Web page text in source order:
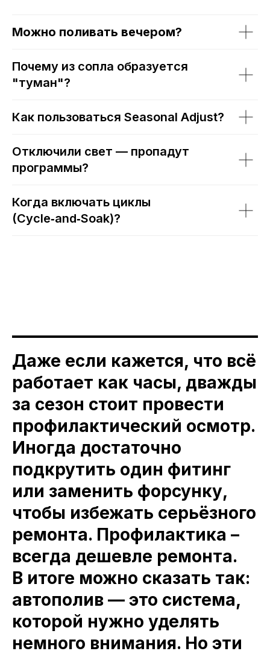
Можно поливать вечером?
Почему из сопла образуется
"туман"?
Как пользоваться Seasonal Adjust?
Отключили свет — пропадут
программы?
Когда включать циклы
(Cycle‑and‑Soak)?
Даже если кажется, что всё
работает как часы, дважды
за сезон стоит провести
профилактический осмотр.
Иногда достаточно
подкрутить один фитинг
или заменить форсунку,
чтобы избежать серьёзного
ремонта. Профилактика –
всегда дешевле ремонта.
В итоге можно сказать так:
автополив — это система,
которой нужно уделять
немного внимания. Но эти